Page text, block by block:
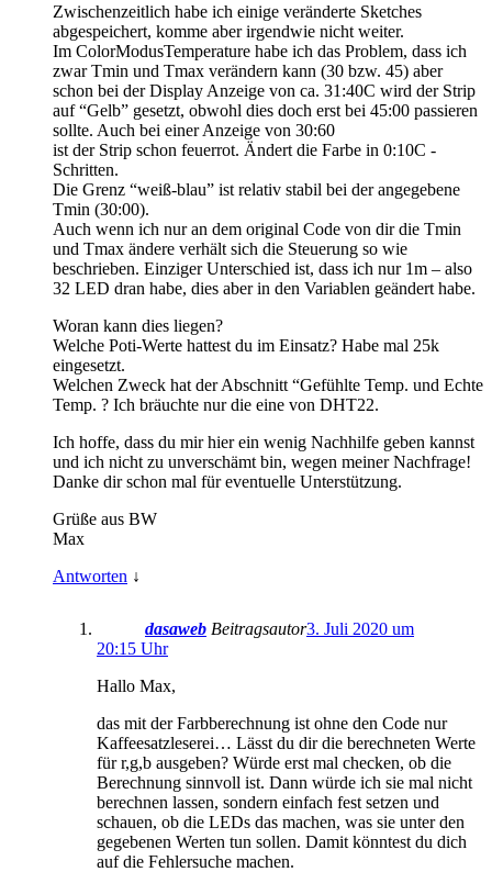
Zwischenzeitlich habe ich einige veränderte Sketches
abgespeichert, komme aber irgendwie nicht weiter.
Im ColorModusTemperature habe ich das Problem, dass ich
zwar Tmin und Tmax verändern kann (30 bzw. 45) aber
schon bei der Display Anzeige von ca. 31:40C wird der Strip
auf “Gelb” gesetzt, obwohl dies doch erst bei 45:00 passieren
sollte. Auch bei einer Anzeige von 30:60
ist der Strip schon feuerrot. Ändert die Farbe in 0:10C -
Schritten.
Die Grenz “weiß-blau” ist relativ stabil bei der angegebene
Tmin (30:00).
Auch wenn ich nur an dem original Code von dir die Tmin
und Tmax ändere verhält sich die Steuerung so wie
beschrieben. Einziger Unterschied ist, dass ich nur 1m – also
32 LED dran habe, dies aber in den Variablen geändert habe.
Woran kann dies liegen?
Welche Poti-Werte hattest du im Einsatz? Habe mal 25k
eingesetzt.
Welchen Zweck hat der Abschnitt “Gefühlte Temp. und Echte
Temp. ? Ich bräuchte nur die eine von DHT22.
Ich hoffe, dass du mir hier ein wenig Nachhilfe geben kannst
und ich nicht zu unverschämt bin, wegen meiner Nachfrage!
Danke dir schon mal für eventuelle Unterstützung.
Grüße aus BW
Max
Antworten ↓
dasaweb Beitragsautor3. Juli 2020 um
20:15 Uhr
Hallo Max,
das mit der Farbberechnung ist ohne den Code nur
Kaffeesatzleserei… Lässt du dir die berechneten Werte
für r,g,b ausgeben? Würde erst mal checken, ob die
Berechnung sinnvoll ist. Dann würde ich sie mal nicht
berechnen lassen, sondern einfach fest setzen und
schauen, ob die LEDs das machen, was sie unter den
gegebenen Werten tun sollen. Damit könntest du dich
auf die Fehlersuche machen.